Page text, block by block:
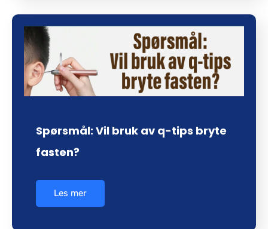
Spørsmål: Vil bruk av q-tips bryte
fasten?
Les mer